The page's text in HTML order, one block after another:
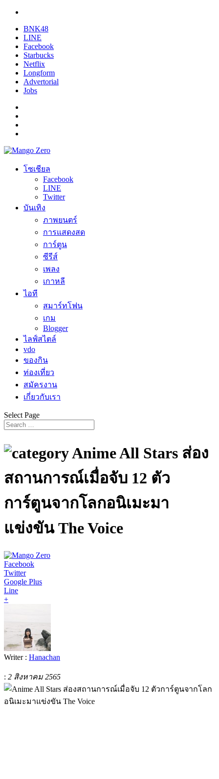
BNK48
LINE
Facebook
Starbucks
Netflix
Longform
Advertorial
Jobs
โซเชียล
Facebook
LINE
Twitter
บันเทิง
ภาพยนตร์
การแสดงสด
การ์ตูน
ซีรีส์
เพลง
เกาหลี
ไอที
สมาร์ทโฟน
เกม
Blogger
ไลฟ์สไตล์
vdo
ของกิน
ท่องเที่ยว
สมัครงาน
เกี่ยวกับเรา
Select Page
Anime All Stars ส่อง
สถานการณ์เมื่อจับ 12 ตัว
การ์ตูนจากโลกอนิเมะมา
แข่งขัน The Voice
Facebook
Twitter
Google Plus
Line
+
Writer : Hanachan
: 2 สิงหาคม 2565